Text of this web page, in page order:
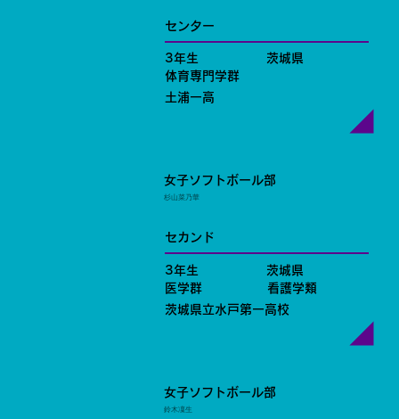
センター
3年生
茨城県
体育専門学群
土浦一高
女子ソフトボール部
杉山菜乃華
セカンド
3年生
茨城県
医学群
看護学類
茨城県立水戸第一高校
女子ソフトボール部
鈴木凜生